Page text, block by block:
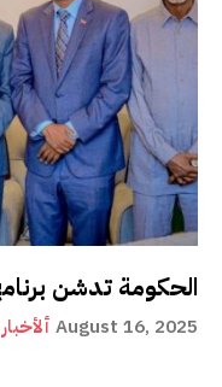
الحكومة تدشن برنامج
August 16, 2025